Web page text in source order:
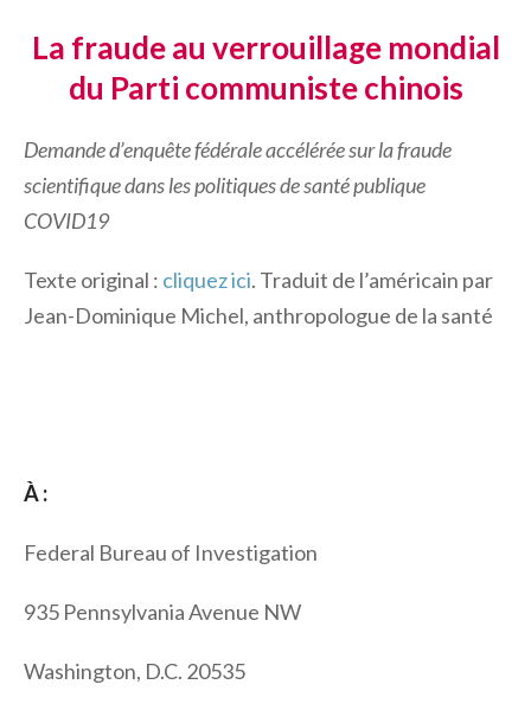
La fraude au verrouillage mondial
du Parti communiste chinois
Demande d’enquête fédérale accélérée sur la fraude
scientifique dans les politiques de santé publique
COVID19
Texte original : cliquez ici. Traduit de l’américain par
Jean-Dominique Michel, anthropologue de la santé
À :
Federal Bureau of Investigation
935 Pennsylvania Avenue NW
Washington, D.C. 20535